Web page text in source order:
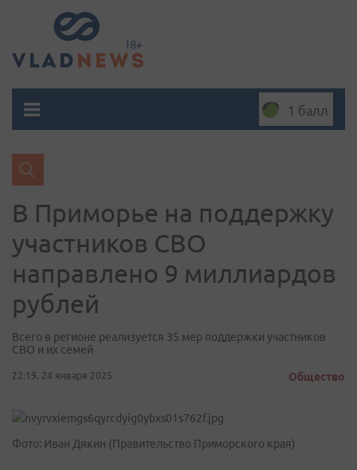
1 балл
В Приморье на поддержку
участников СВО
направлено 9 миллиардов
рублей
Всего в регионе реализуется 35 мер поддержки участников
СВО и их семей
22:19, 24 января 2025 Общество
Фото: Иван Дякин (Правительство Приморского края)